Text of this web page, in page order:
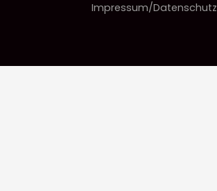
Impressum/Datenschutz